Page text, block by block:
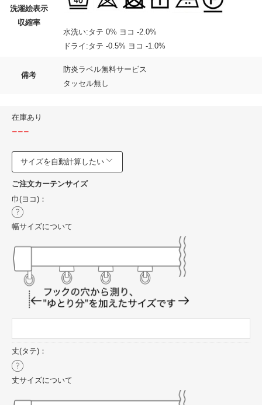
洗濯絵表示
収縮率
水洗い:タテ 0% ヨコ -2.0%
ドライ:タテ -0.5% ヨコ -1.0%
備考
防炎ラベル無料サービス
タッセル無し
在庫あり
---
サイズを自動計算したい
ご注文カーテンサイズ
巾(ヨコ)：
幅サイズについて
丈(タテ)：
丈サイズについて